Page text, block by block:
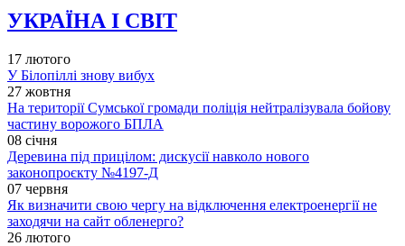
УКРАЇНА І СВІТ
17 лютого
У Білопіллі знову вибух
27 жовтня
На території Сумської громади поліція нейтралізувала бойову
частину ворожого БПЛА
08 січня
Деревина під прицілом: дискусії навколо нового
законопроєкту №4197-Д
07 червня
Як визначити свою чергу на відключення електроенергії не
заходячи на сайт обленерго?
26 лютого